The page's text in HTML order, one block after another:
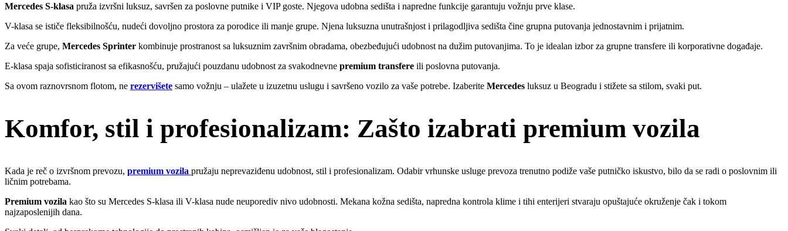
Mercedes S-klasa pruža izvršni luksuz, savršen za poslovne putnike i VIP goste. Njegova udobna sedišta i napredne funkcije garantuju vožnju prve klase.
V-klasa se ističe fleksibilnošću, nudeći dovoljno prostora za porodice ili manje grupe. Njena luksuzna unutrašnjost i prilagodljiva sedišta čine grupna putovanja jednostavnim i prijatnim.
Za veće grupe, Mercedes Sprinter kombinuje prostranost sa luksuznim završnim obradama, obezbeđujući udobnost na dužim putovanjima. To je idealan izbor za grupne transfere ili korporativne događaje.
E-klasa spaja sofisticiranost sa efikasnošću, pružajući pouzdanu udobnost za svakodnevne premium transfere ili poslovna putovanja.
Sa ovom raznovrsnom flotom, ne rezervišete samo vožnju – ulažete u izuzetnu uslugu i savršeno vozilo za vaše potrebe. Izaberite Mercedes luksuz u Beogradu i stižete sa stilom, svaki put.
Komfor, stil i profesionalizam: Zašto izabrati premium vozila
Kada je reč o izvršnom prevozu, premium vozila pružaju neprevaziđenu udobnost, stil i profesionalizam. Odabir vrhunske usluge prevoza trenutno podiže vaše putničko iskustvo, bilo da se radi o poslovnim ili
ličnim potrebama.
Premium vozila kao što su Mercedes S-klasa ili V-klasa nude neuporediv nivo udobnosti. Mekana kožna sedišta, napredna kontrola klime i tihi enterijeri stvaraju opuštajuće okruženje čak i tokom
najzaposlenijih dana.